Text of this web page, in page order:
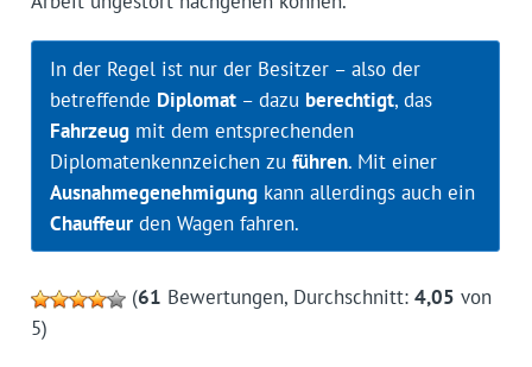
In der Regel ist nur der Besitzer – also der
betreffende Diplomat– dazu berechtigt, das
Fahrzeugmit dem entsprechenden
Diplomatenkennzeichen zu führen. Mit einer
Ausnahmegenehmigungkann allerdings auch ein
Chauffeurden Wagen fahren.
(61 Bewertungen, Durchschnitt: 4,05 von
5)